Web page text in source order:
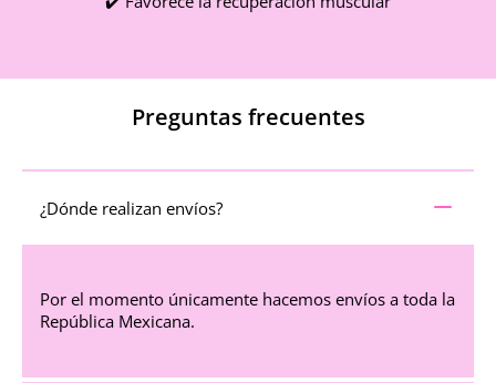
Preguntas frecuentes
¿Dónde realizan envíos?
Por el momento únicamente hacemos envíos a toda la
República Mexicana.